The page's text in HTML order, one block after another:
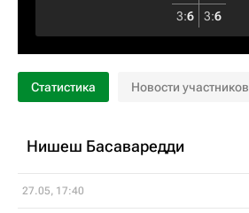
3:6 3:6
Статистика Новости участников
Нишеш Басаваредди
27.05, 17:40